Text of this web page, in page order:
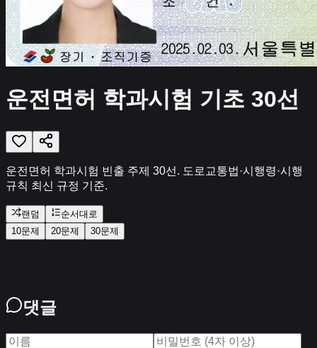
운전면허 학과시험 기초 30선
운전면허 학과시험 빈출 주제 30선. 도로교통법·시행령·시행
규칙 최신 규정 기준.
랜덤
순서대로
10문제
20문제 30문제
댓글